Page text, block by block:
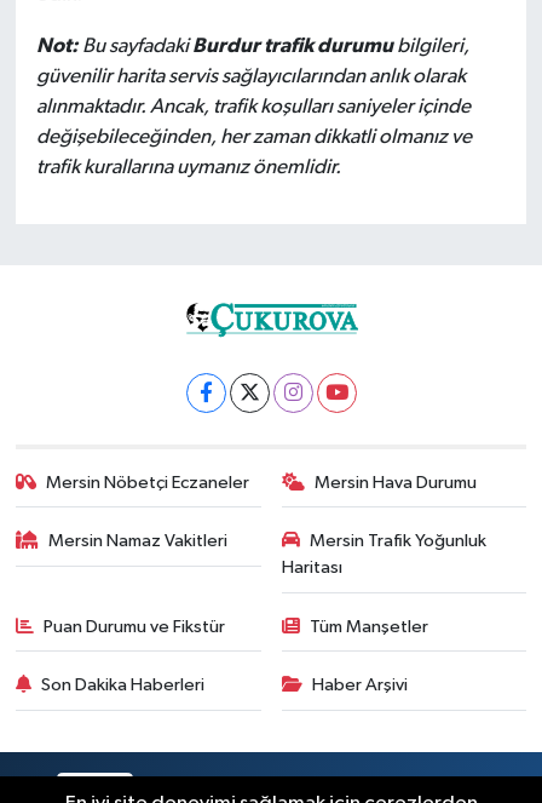
Not:Bu sayfadakiBurdur trafik durumubilgileri,
güvenilir harita servis sağlayıcılarından anlık olarak
alınmaktadır. Ancak, trafik koşulları saniyeler içinde
değişebileceğinden, her zaman dikkatli olmanız ve
trafik kurallarına uymanız önemlidir.
Mersin Nöbetçi Eczaneler Mersin Hava Durumu
Mersin Namaz Vakitleri
Mersin Trafik Yoğunluk
Haritası
Puan Durumu ve Fikstür Tüm Manşetler
Son Dakika Haberleri Haber Arşivi